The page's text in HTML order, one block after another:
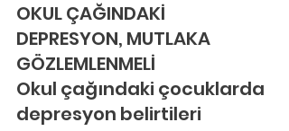
OKUL ÇAĞINDAKİ
DEPRESYON, MUTLAKA
GÖZLEMLENMELİ
Okul çağındaki çocuklarda
depresyon belirtileri